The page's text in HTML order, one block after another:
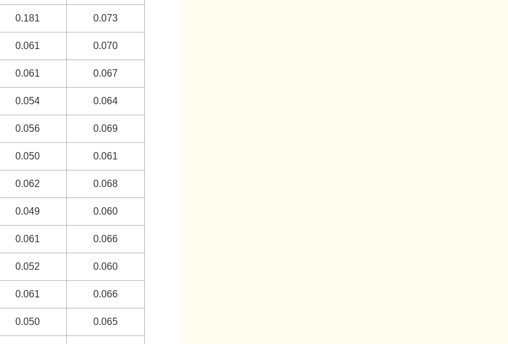
0.181 0.073
0.061 0.070
0.061 0.067
0.054 0.064
0.056 0.069
0.050 0.061
0.062 0.068
0.049 0.060
0.061 0.066
0.052 0.060
0.061 0.066
0.050 0.065